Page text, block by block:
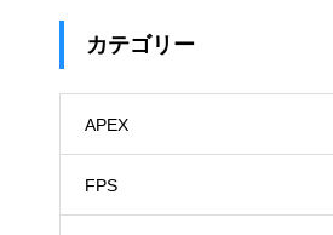
カテゴリー
APEX
FPS